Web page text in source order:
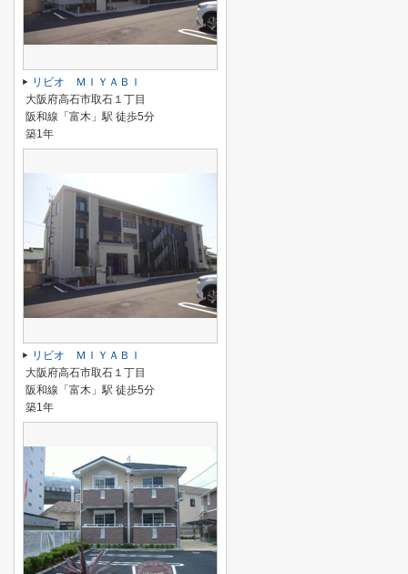
リビオ ＭＩＹＡＢＩ
大阪府高石市取石１丁目
阪和線「富木」駅 徒歩5分
築1年
リビオ ＭＩＹＡＢＩ
大阪府高石市取石１丁目
阪和線「富木」駅 徒歩5分
築1年